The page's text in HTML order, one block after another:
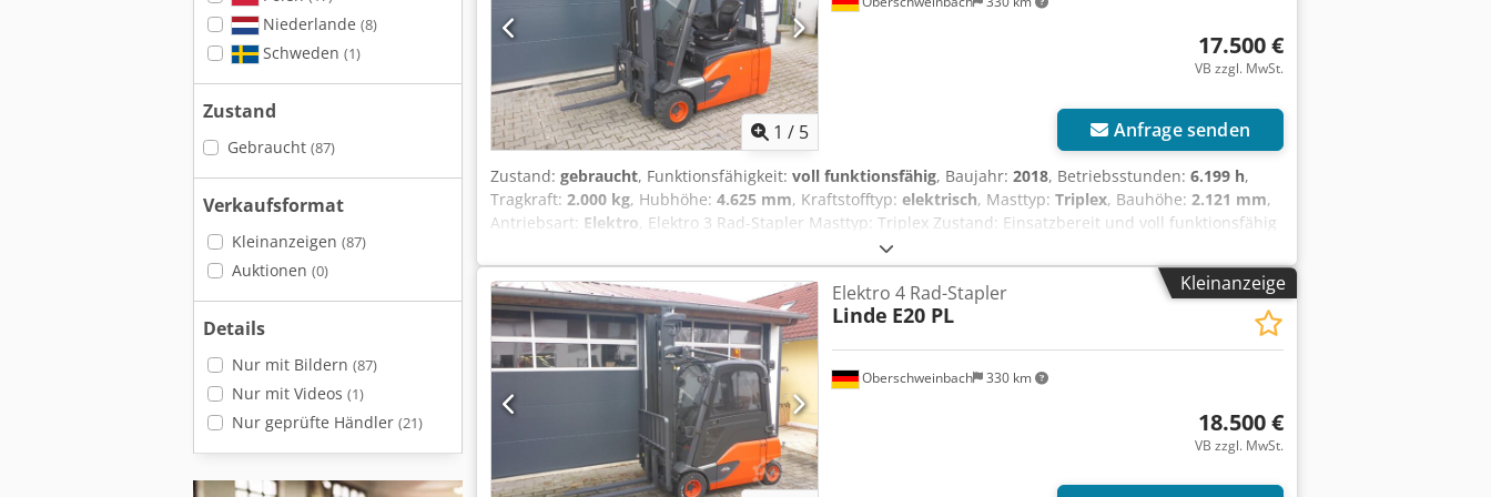
Niederlande (8)
Schweden (1)
Zustand
Gebraucht (87)
Verkaufsformat
Kleinanzeigen (87)
Auktionen (0)
Details
Nur mit Bildern (87)
Nur mit Videos (1)
Nur geprüfte Händler (21)
1 / 5
17.500 €
VB zzgl. MwSt.
Anfrage senden
Zustand: gebraucht, Funktionsfähigkeit: voll funktionsfähig, Baujahr: 2018, Betriebsstunden: 6.199 h,
Tragkraft: 2.000 kg, Hubhöhe: 4.625 mm, Kraftstofftyp: elektrisch, Masttyp: Triplex, Bauhöhe: 2.121 mm,
Antriebsart: Elektro , Elektro 3 Rad-Stapler Masttyp: Triplex Zustand: Einsatzbereit und voll funktionsfähig
Zustand Technisch: gut Dcedpfxeu Adfbe Ac Eek Seitenschieber, 3. Ventil, Dachabdeckung, Frontscheibe,
Halbkabine,
Kleinanzeige
Oberschweinbach 330 km
Elektro 4 Rad-Stapler
Linde E20 PL
18.500 €
VB zzgl. MwSt.